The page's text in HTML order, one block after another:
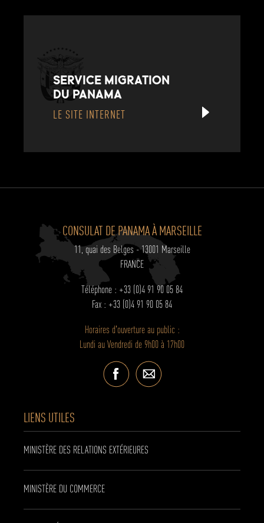
SERVICE MIGRATION
DU PANAMA
LE SITE INTERNET
CONSULAT DE PANAMA À MARSEILLE
11, quai des Belges - 13001 Marseille
FRANCE
Téléphone : +33 (0)4 91 90 05 84
Fax : +33 (0)4 91 90 05 84
Horaires d'ouverture au public :
Lundi au Vendredi de 9h00 à 17h00
LIENS UTILES
MINISTÈRE DES RELATIONS EXTÉRIEURES
MINISTÈRE DU COMMERCE